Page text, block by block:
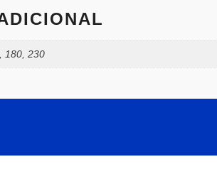
180, 230